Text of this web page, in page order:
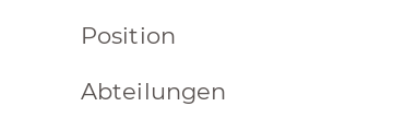
Position
Abteilungen